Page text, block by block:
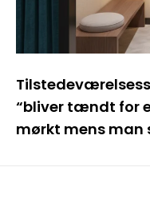
“bliver tændt for
mørkt mens man